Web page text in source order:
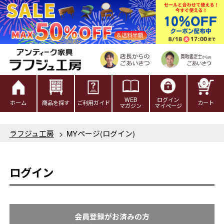
ホーム 商品を探す ご利用ガイド WEB
マガジン
ログイン
マイページ カート
0
ラフジュ工房 > MYページ(ログイン)
ログイン
会員登録がお済みの方